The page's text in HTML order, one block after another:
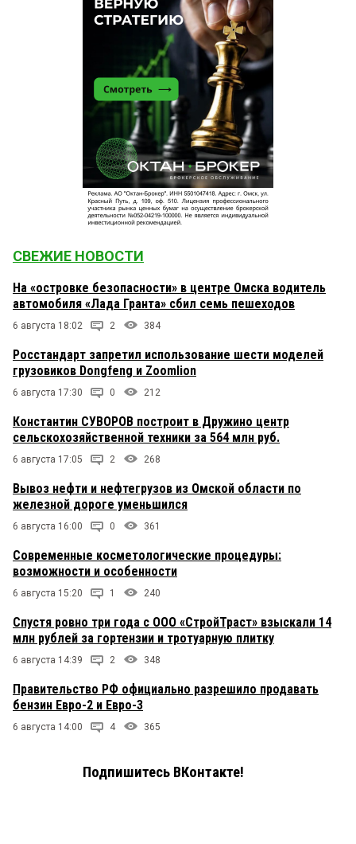
СВЕЖИЕ НОВОСТИ
На «островке безопасности» в центре Омска водитель
автомобиля «Лада Гранта» сбил семь пешеходов
6 августа 18:02 2 384
Росстандарт запретил использование шести моделей
грузовиков Dongfeng и Zoomlion
6 августа 17:30 0 212
Константин СУВОРОВ построит в Дружино центр
сельскохозяйственной техники за 564 млн руб.
6 августа 17:05 2 268
Вывоз нефти и нефтегрузов из Омской области по
железной дороге уменьшился
6 августа 16:00 0 361
Современные косметологические процедуры:
возможности и особенности
6 августа 15:20 1 240
Спустя ровно три года с ООО «СтройТраст» взыскали 14
млн рублей за гортензии и тротуарную плитку
6 августа 14:39 2 348
Правительство РФ официально разрешило продавать
бензин Евро-2 и Евро-3
6 августа 14:00 4 365
Подпишитесь ВКонтакте!